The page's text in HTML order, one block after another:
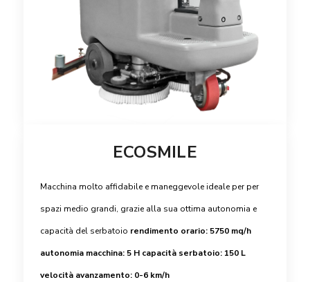
ECOSMILE
Macchina molto affidabile e maneggevole ideale per per
spazi medio grandi, grazie alla sua ottima autonomia e
capacità del serbatoio rendimento orario: 5750 mq/h
autonomia macchina: 5 H capacità serbatoio: 150 L
velocità avanzamento: 0-6 km/h